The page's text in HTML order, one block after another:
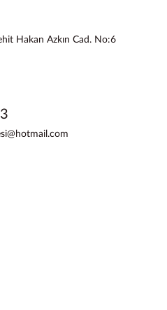
Hakan Azkın Cad. No:6